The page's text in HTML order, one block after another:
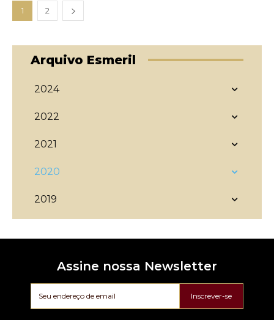
1 2
Arquivo Esmeril
2024
2022
2021
2020
2019
Assine nossa Newsletter
Inscrever-se